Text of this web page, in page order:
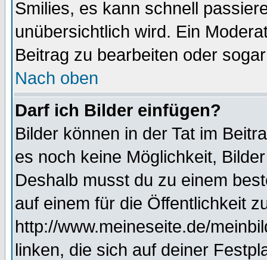
Smilies, es kann schnell
unübersichtlich wird. Ein
Beitrag zu bearbeiten oder
Nach oben
Darf ich Bilder einfügen?
Bilder können in der Tat im
es noch keine Möglichkeit,
Deshalb musst du zu einem
auf einem für die Öffentlichkeit
http://www.meineseite.de/
linken, die sich auf deiner